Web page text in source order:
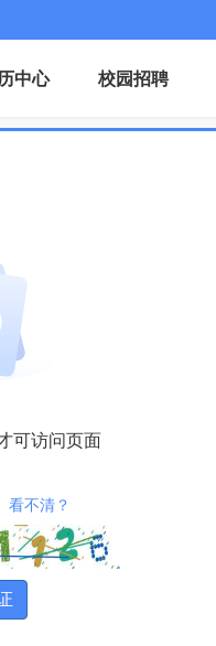
中心 校园招聘
可访问页面
看不清？